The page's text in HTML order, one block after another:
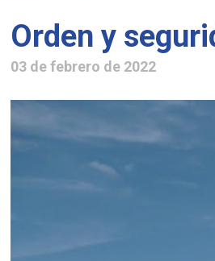
Orden y
03 de febrero de 2022